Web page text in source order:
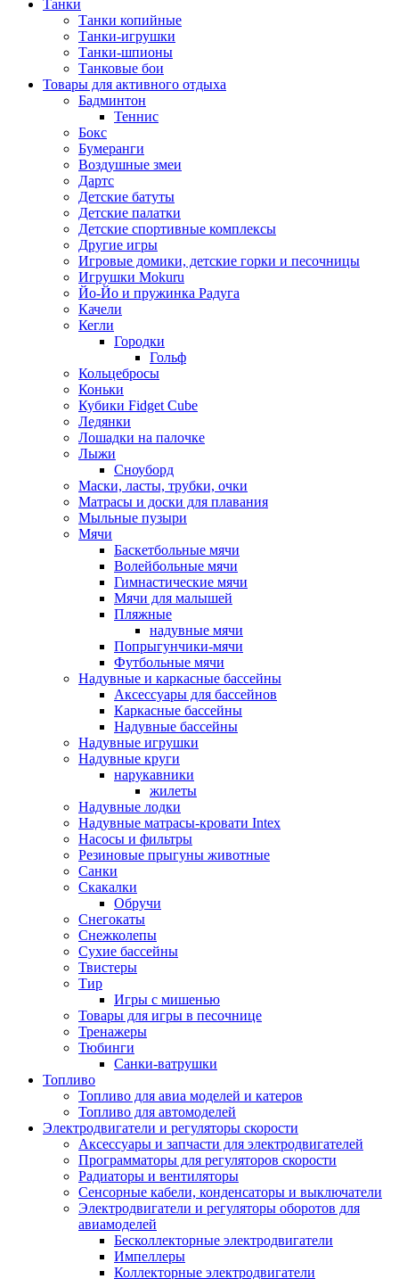
Танки
Танки копийные
Танки-игрушки
Танки-шпионы
Танковые бои
Товары для активного отдыха
Бадминтон
Теннис
Бокс
Бумеранги
Воздушные змеи
Дартс
Детские батуты
Детские палатки
Детские спортивные комплексы
Другие игры
Игровые домики, детские горки и песочницы
Игрушки Mokuru
Йо-Йо и пружинка Радуга
Качели
Кегли
Городки
Гольф
Кольцебросы
Коньки
Кубики Fidget Cube
Ледянки
Лошадки на палочке
Лыжи
Сноуборд
Маски, ласты, трубки, очки
Матрасы и доски для плавания
Мыльные пузыри
Мячи
Баскетбольные мячи
Волейбольные мячи
Гимнастические мячи
Мячи для малышей
Пляжные
надувные мячи
Попрыгунчики-мячи
Футбольные мячи
Надувные и каркасные бассейны
Аксессуары для бассейнов
Каркасные бассейны
Надувные бассейны
Надувные игрушки
Надувные круги
нарукавники
жилеты
Надувные лодки
Надувные матрасы-кровати Intex
Насосы и фильтры
Резиновые прыгуны животные
Санки
Скакалки
Обручи
Снегокаты
Снежколепы
Сухие бассейны
Твистеры
Тир
Игры с мишенью
Товары для игры в песочнице
Тренажеры
Тюбинги
Санки-ватрушки
Топливо
Топливо для авиа моделей и катеров
Топливо для автомоделей
Электродвигатели и регуляторы скорости
Аксессуары и запчасти для электродвигателей
Программаторы для регуляторов скорости
Радиаторы и вентиляторы
Сенсорные кабели, конденсаторы и выключатели
Электродвигатели и регуляторы оборотов для
авиамоделей
Бесколлекторные электродвигатели
Импеллеры
Коллекторные электродвигатели